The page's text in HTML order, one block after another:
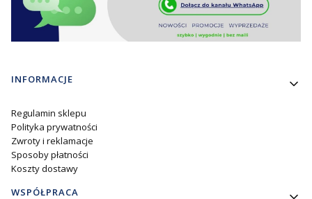
Linki w stopce
INFORMACJE
Regulamin sklepu
Polityka prywatności
Zwroty i reklamacje
Sposoby płatności
Koszty dostawy
WSPÓŁPRACA